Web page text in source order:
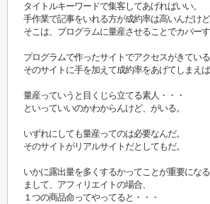
タイトルキーワードで集客してあげればいい。
手作業で記事をいれる方が成約率は高いんだけど
そこは、プログラムに量産させることでカバーす
プログラムで作ったサイトでアクセスがきている
そのサイトに手を加えて成約率をあげてしまえば
量産っていうと目くじら立てる素人・・・
といっていいのかわからんけど、がいる。
いずれにしても量産ってのは必要なんだ。
そのサイトがリアルサイトだとしてもだ。
いかに露出量を多くするかってことが重要になる
まして、アフィリエイトの場合、
１つの商品命ってやってると・・・